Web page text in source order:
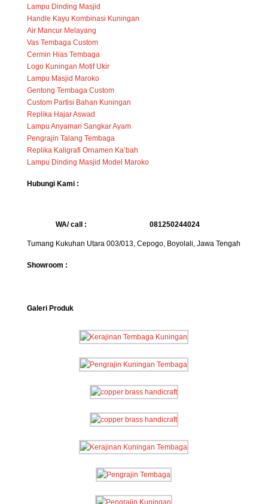
Lampu Dinding Masjid
Handle Kayu Kombinasi Kuningan
Air Mancur Melayang
Vas Tembaga Custom
Cermin Hias Tembaga
Logo Kuningan Motif Ukir
Lampu Masjid Maroko
Gentong Tembaga Custom
Custom Partisi Bahan Kuningan
Replika Hajar Aswad
Lampu Anyaman Sangkar Ayam
Pengrajin Talang Tembaga
Replika Kaligrafi Ornamen Ka’bah
Lampu Dinding Masjid Model Maroko
Hubungi Kami :
WA/ call : 081250244024
Tumang Kukuhan Utara 003/013, Cepogo, Boyolali, Jawa Tengah
Showroom :
Galeri Produk